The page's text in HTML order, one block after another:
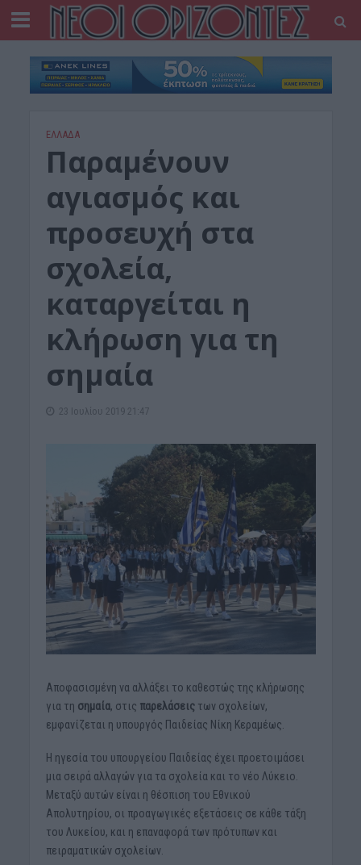
ΕΛΛΑΔΑ
Παραμένουν
αγιασμός και
προσευχή στα
σχολεία,
καταργείται η
κλήρωση για τη
σημαία
23 Ιουλίου 2019 21:47
Αποφασισμένη να αλλάξει το καθεστώς της κλήρωσης
για τη σημαία, στις παρελάσεις των σχολείων,
εμφανίζεται η υπουργός Παιδείας Νίκη Κεραμέως.
Η ηγεσία του υπουργείου Παιδείας έχει προετοιμάσει
μια σειρά αλλαγών για τα σχολεία και το νέο Λύκειο.
Μεταξύ αυτών είναι η θέσπιση του Εθνικού
Απολυτηρίου, οι προαγωγικές εξετάσεις σε κάθε τάξη
του Λυκείου, και η επαναφορά των πρότυπων και
πειραματικών σχολείων.